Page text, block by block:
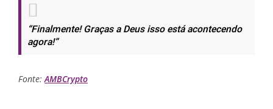
“Finalmente! Graças a Deus isso está acontecendo
agora!”
Fonte:AMBCrypto